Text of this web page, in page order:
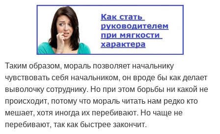
Таким образом, мораль позволяет начальнику
чувствовать себя начальником, он вроде бы как делает
выволочку сотруднику. Но при этом борьбы ни какой не
происходит, потому что мораль читать нам редко кто
мешает, хотя иногда их перебивают. Но чаще не
перебивают, так как быстрее закончит.